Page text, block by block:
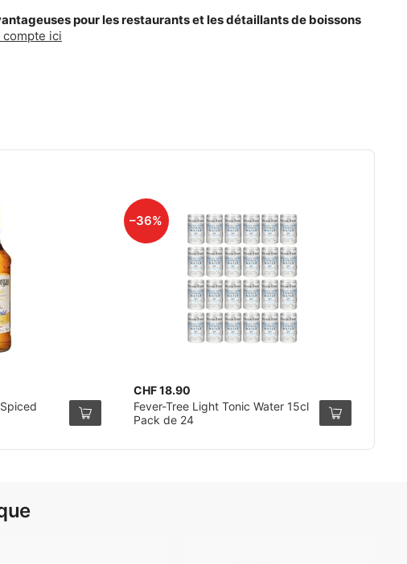
pour les restaurants et les détaillants de boissons
compte ici
–36%
CHF 18.90
Fever-Tree Light Tonic Water 15cl
Pack de 24